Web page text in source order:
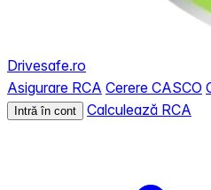
Drivesafe.ro
Asigurare RCA Cerere CASCO
Intră în cont Calculează RCA